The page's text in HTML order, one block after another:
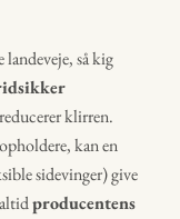
så kig
klirren.
kan en
sidevinger) give
producentens